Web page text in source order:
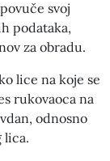
svoj
podataka,
za obradu.
lice na koje se
rukovaoca na
odnosno
lica.